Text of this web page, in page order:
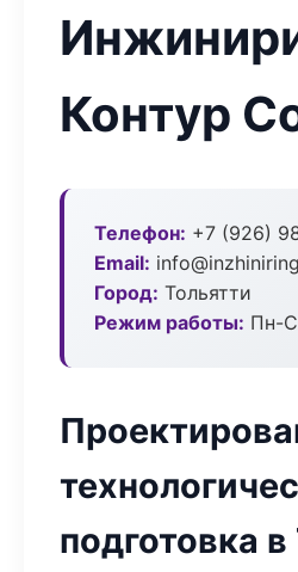
Контур
Телефон: +7 (926)
Email:
Город: Тольятти
Режим работы: Пн-
подготовка